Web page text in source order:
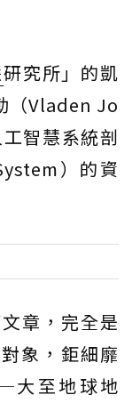
研究所」的凱
（Vladen Jo
智慧系統剖
）的資
章，完全是
象，鉅細靡
大至地球地